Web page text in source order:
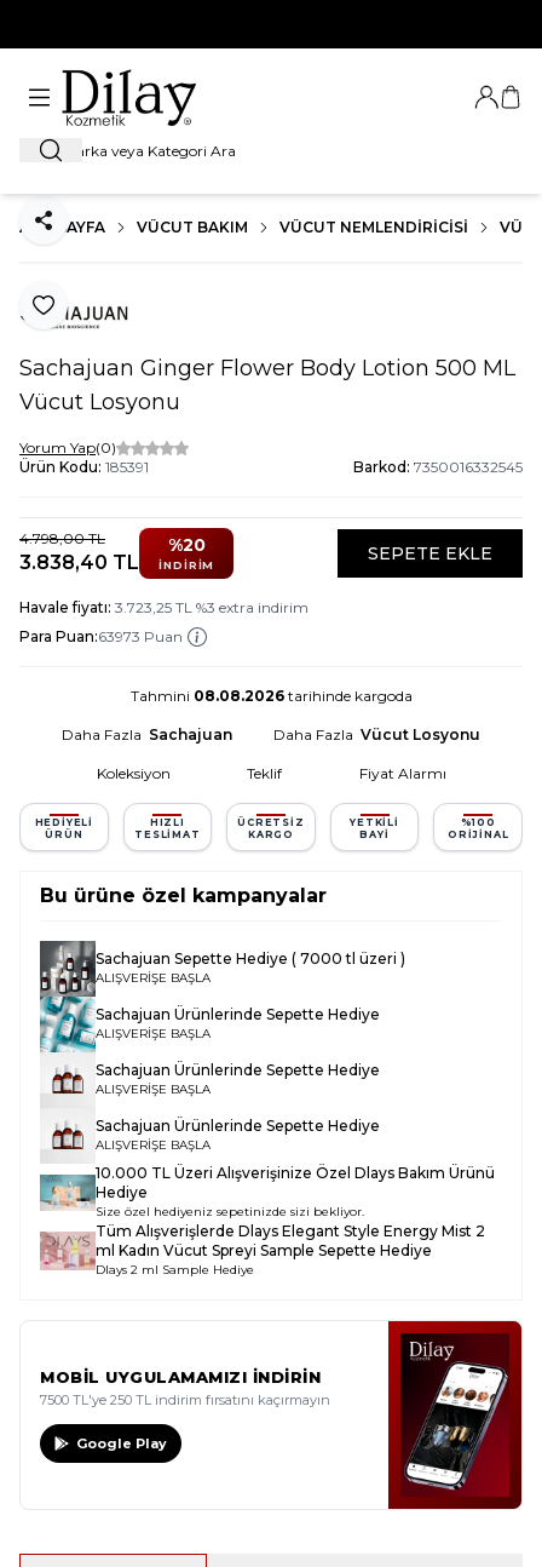
Ara
Giriş
ANA SAYFA VÜCUT BAKIM VÜCUT NEMLENDIRICISI
Favoriye Ekle
Paylaş
Sachajuan Ginger Flower Body Lotion 500 ML
Vücut Losyonu
Yorum Yap(0)
Ürün Kodu: 185391 Barkod: 7350016332545
4.798,00TL
3.838,40 TL
%20
İNDIRIM
SEPETE EKLE
Havale fiyatı: 3.723,25 TL %3 extra indirim
Para Puan:63973 Puan
Tahmini 08.08.2026tarihinde kargoda
Daha Fazla Sachajuan Daha Fazla Vücut Losyonu
Koleksiyon Teklif Fiyat Alarmı
HEDIYELI
ÜRÜN
HIZLI
TESLIMAT
ÜCRETSIZ
KARGO
YETKILI
BAYI
%100
ORIJINAL
Bu ürüne özel kampanyalar
Sachajuan Sepette Hediye ( 7000 tl üzeri )
ALIŞVERİŞE BAŞLA
Sachajuan Ürünlerinde Sepette Hediye
ALIŞVERİŞE BAŞLA
Sachajuan Ürünlerinde Sepette Hediye
ALIŞVERİŞE BAŞLA
Sachajuan Ürünlerinde Sepette Hediye
ALIŞVERİŞE BAŞLA
10.000 TL Üzeri Alışverişinize Özel Dlays Bakım Ürünü
Hediye
Size özel hediyeniz sepetinizde sizi bekliyor.
Tüm Alışverişlerde Dlays Elegant Style Energy Mist 2
ml Kadın Vücut Spreyi Sample Sepette Hediye
Dlays 2 ml Sample Hediye
MOBİL UYGULAMAMIZI İNDİRİN
7500 TL'ye 250 TL indirim fırsatını kaçırmayın
Google Play